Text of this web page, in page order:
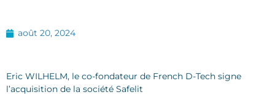
août 20, 2024
Eric WILHELM, le co-fondateur de French D-Tech signe
l’acquisition de la société Safelit